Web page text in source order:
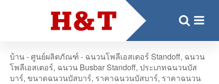
บ้าน-ศูนย์ผลิตภัณฑ์ - ฉนวนโพลีเอสเตอร์ Standoff, ฉนวน
โพลีเอสเตอร์, ฉนวน Busbar Standoff, ประเภทฉนวนบัส
บาร์, ขนาดฉนวนบัสบาร์, ราคาฉนวนบัสบาร์, ราคาฉนวน